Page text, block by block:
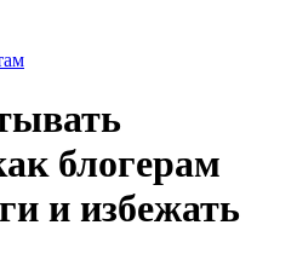
блогерам
и избежать